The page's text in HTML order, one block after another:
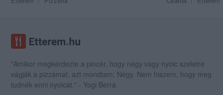
"Amikor megkérdezte a pincér, hogy négy vagy nyolc szeletre
vágják a pizzámat, azt mondtam; Négy. Nem hiszem, hogy meg
tudnék enni nyolcat." - Yogi Berra